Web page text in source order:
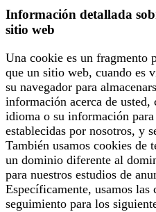
Información detallada
sitio web
Una cookie es un fragmento
que un sitio web, cuando es
su navegador para
información acerca de
idioma o su información
establecidas por nosotros, y
También usamos cookies de
un dominio diferente al
para nuestros estudios de
Específicamente, usamos
seguimiento para los